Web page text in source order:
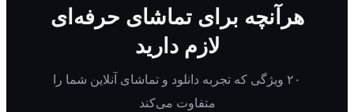
برای تماشای حرفه‌ای
لازم دارید
۲۰ ویژگی که تجربه دانلود و تماشای آنلاین شما را
متفاوت می‌کند